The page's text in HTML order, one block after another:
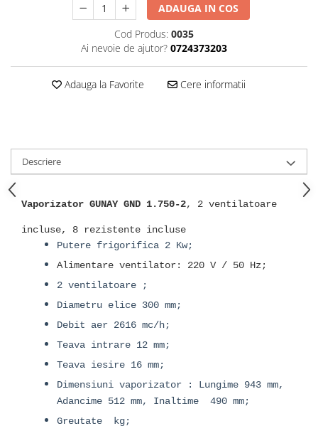
ADAUGA IN COS
Cod Produs: 0035
Ai nevoie de ajutor? 0724373203
Adauga la Favorite Cere informatii
Descriere
Vaporizator GUNAY GND 1.750-2, 2 ventilatoare
incluse, 8 rezistente incluse
Putere frigorifica 2 Kw;
Alimentare ventilator: 220 V / 50 Hz;
2 ventilatoare ;
Diametru elice 300 mm;
Debit aer 2616 mc/h;
Teava intrare 12 mm;
Teava iesire 16 mm;
Dimensiuni vaporizator : Lungime 943 mm,
Adancime 512 mm, Inaltime 490 mm;
Greutate kg;